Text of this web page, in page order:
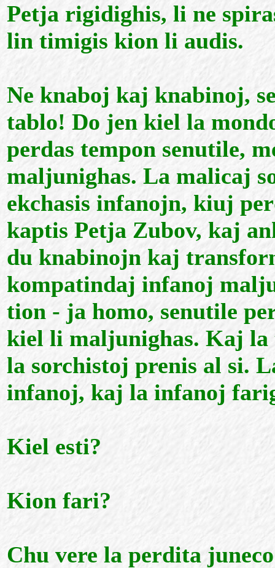
Petja rigidighis, li ne
lin timigis kion li audis.
Ne knaboj kaj knabinoj,
tablo! Do jen kiel la
perdas tempon senutile,
maljunighas. La malicaj
ekchasis infanojn, kiuj
kaptis Petja Zubov, kaj
du knabinojn kaj
kompatindaj infanoj
tion - ja homo, senutile
kiel li maljunighas. Kaj la
la sorchistoj prenis al si.
infanoj, kaj la infanoj
Kiel esti?
Kion fari?
Chu vere la perdita